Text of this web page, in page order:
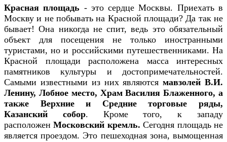
Красная площадь - это сердце Москвы. Приехать в
Москву и не побывать на Красной площади? Да так не
бывает! Она никогда не спит, ведь это обязательный
объект для посещения не только иностранными
туристами, но и российскими путешественниками. На
Красной площади расположена масса интересных
памятников культуры и достопримечательностей.
Самыми известными из них являютсямавзолей В.И.
Ленину, Лобное место, Храм Василия Блаженного, а
также Верхние и Средние торговые ряды,
Казанский собор. Кроме того, к западу
расположен Московский кремль. Сегодня площадь не
является проездом. Это пешеходная зона, вымощенная